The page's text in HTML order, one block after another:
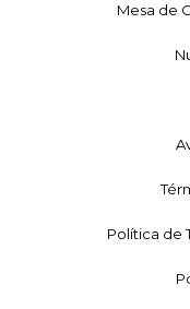
Mesa de
Política de